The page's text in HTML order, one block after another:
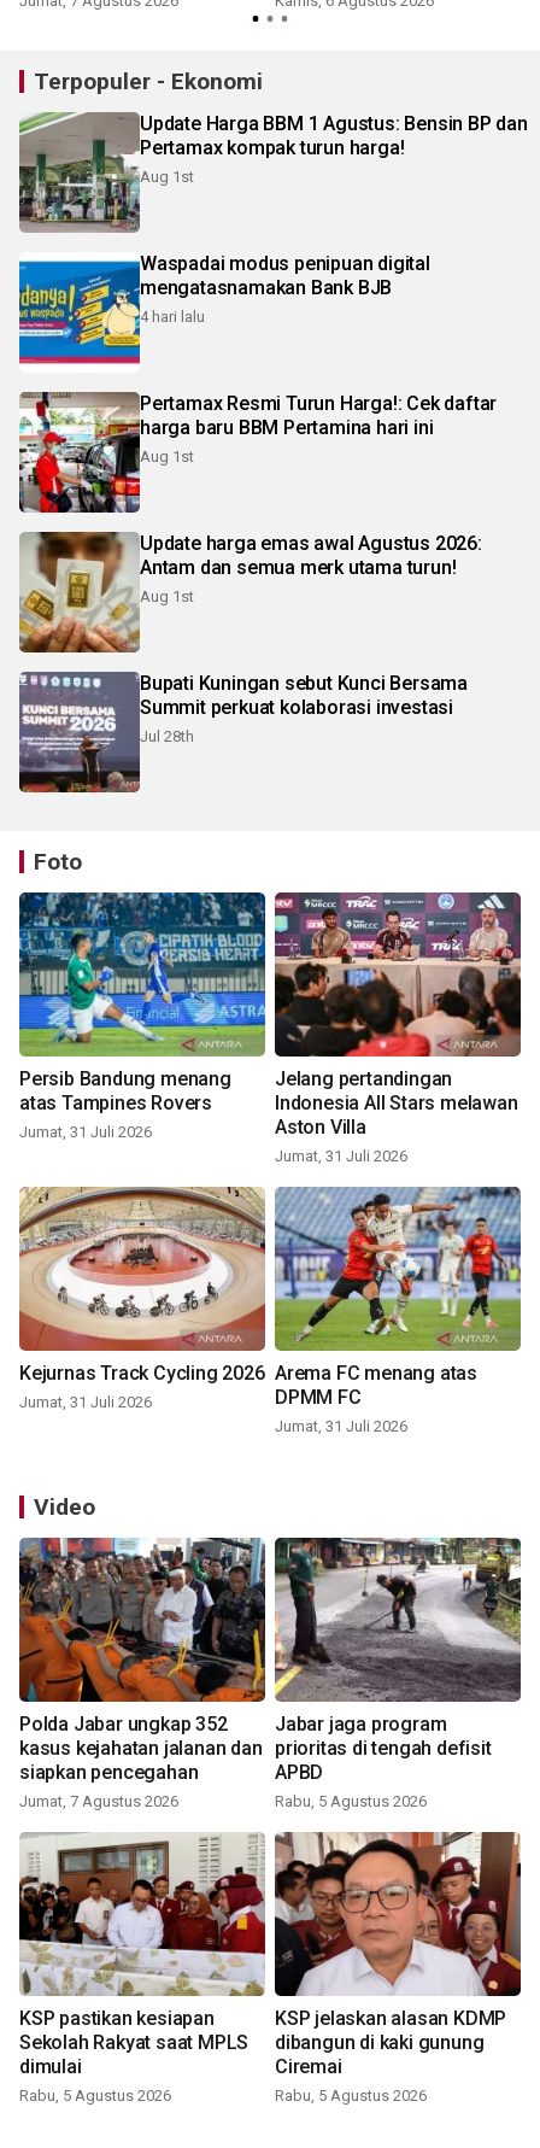
Terpopuler - Ekonomi
Update Harga BBM 1 Agustus: Bensin BP dan
Pertamax kompak turun harga!
Aug 1st
Waspadai modus penipuan digital
mengatasnamakan Bank BJB
4 hari lalu
Pertamax Resmi Turun Harga!: Cek daftar
harga baru BBM Pertamina hari ini
Aug 1st
Update harga emas awal Agustus 2026:
Antam dan semua merk utama turun!
Aug 1st
Bupati Kuningan sebut Kunci Bersama
Summit perkuat kolaborasi investasi
Jul 28th
Foto
Persib Bandung menang
atas Tampines Rovers
Jumat, 31 Juli 2026
Jelang pertandingan
Indonesia All Stars melawan
Aston Villa
Jumat, 31 Juli 2026
Kejurnas Track Cycling 2026
Jumat, 31 Juli 2026
Arema FC menang atas
DPMM FC
Jumat, 31 Juli 2026
Video
Polda Jabar ungkap 352
kasus kejahatan jalanan dan
siapkan pencegahan
Jumat, 7 Agustus 2026
Jabar jaga program
prioritas di tengah defisit
APBD
Rabu, 5 Agustus 2026
KSP pastikan kesiapan
Sekolah Rakyat saat MPLS
dimulai
Rabu, 5 Agustus 2026
KSP jelaskan alasan KDMP
dibangun di kaki gunung
Ciremai
Rabu, 5 Agustus 2026